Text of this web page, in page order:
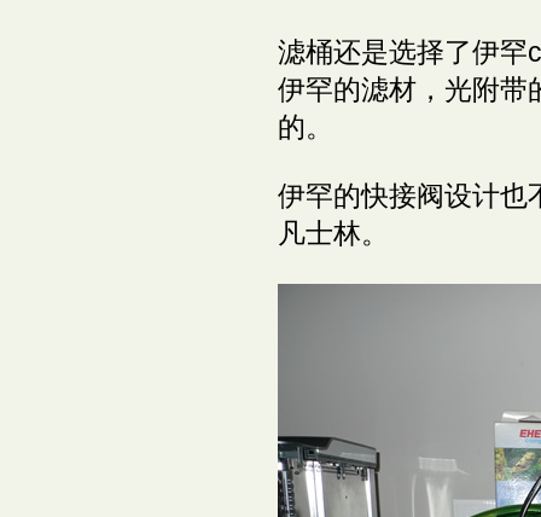
滤桶还是选择了伊罕
伊罕的滤材，光附带
的。
伊罕的快接阀设计也
凡士林。